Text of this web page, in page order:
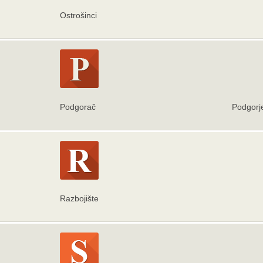
Ostrošinci
Podgorač
Razbojište